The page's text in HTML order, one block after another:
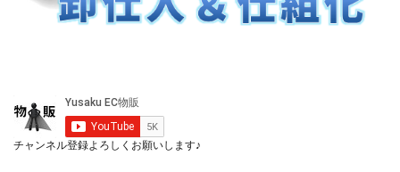
チャンネル登録よろしくお願いします♪